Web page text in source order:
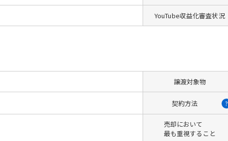
YouTube収益化審査状況
譲渡対象物
契約方法 ?
売却において
最も重視すること